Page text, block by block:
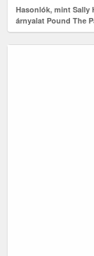
Hasonlók, mint Sally
árnyalat Pound The